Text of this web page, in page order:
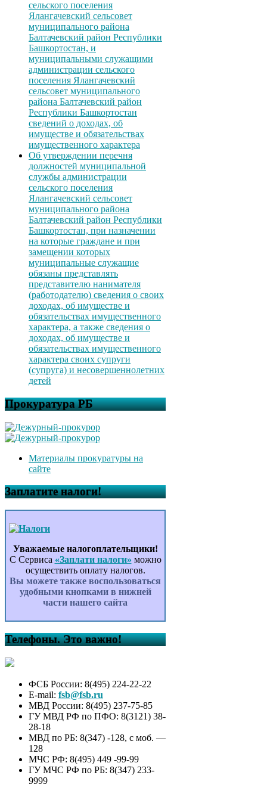
сельского поселения
Ялангачевский сельсовет
муниципального района
Балтачевский район Республики
Башкортостан, и
муниципальными служащими
администрации сельского
поселения Ялангачевский
сельсовет муниципального
района Балтачевский район
Республики Башкортостан
сведений о доходах, об
имуществе и обязательствах
имущественного характера
Об утверждении перечня
должностей муниципальной
службы администрации
сельского поселения
Ялангачевский сельсовет
муниципального района
Балтачевский район Республики
Башкортостан, при назначении
на которые граждане и при
замещении которых
муниципальные служащие
обязаны представлять
представителю нанимателя
(работодателю) сведения о своих
доходах, об имуществе и
обязательствах имущественного
характера, а также сведения о
доходах, об имуществе и
обязательствах имущественного
характера своих супруги
(супруга) и несовершеннолетних
детей
Прокуратура РБ
Материалы прокуратуры на
сайте
Заплатите налоги!
Уважаемые налогоплательщики!
С Сервиса «Заплати налоги» можно
осуществить оплату налогов.
Вы можете также воспользоваться
удобными кнопками в нижней
части нашего сайта
Телефоны. Это важно!
ФСБ России: 8(495) 224-22-22
E-mail: fsb@fsb.ru
МВД России: 8(495) 237-75-85
ГУ МВД РФ по ПФО: 8(3121) 38-
28-18
МВД по РБ: 8(347) -128, с моб. —
128
МЧС РФ: 8(495) 449 -99-99
ГУ МЧС РФ по РБ: 8(347) 233-
9999